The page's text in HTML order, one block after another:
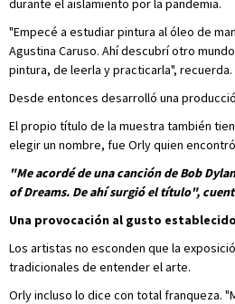
durante el aislamiento por la pandemia.
"Empecé a estudiar pintura al óleo de
Agustina Caruso. Ahí descubrí otro
pintura, de leerla y practicarla", recuerda.
Desde entonces desarrolló una
El propio título de la muestra también
elegir un nombre, fue Orly quien
"Me acordé de una canción de Bob
of Dreams. De ahí surgió el título",
Una provocación al gusto establecido
Los artistas no esconden que la
tradicionales de entender el arte.
Orly incluso lo dice con total franqueza.